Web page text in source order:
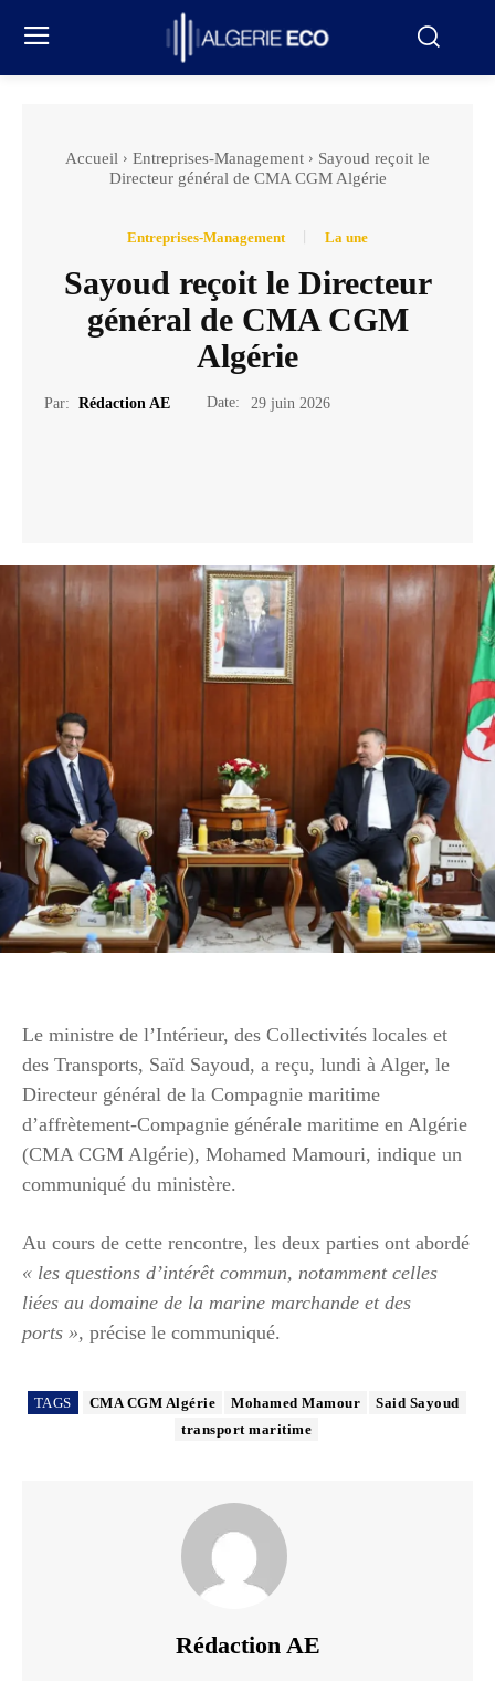
Accueil Entreprises-Management
Sayoud reçoit le
Directeur général de CMA CGM Algérie
Entreprises-Management La une
Sayoud reçoit le Directeur
général de CMA CGM
Algérie
Par: Rédaction AE Date: 29 juin 2026
Le ministre de l’Intérieur, des Collectivités locales et
des Transports, Saïd Sayoud, a reçu, lundi à Alger, le
Directeur général de la Compagnie maritime
d’affrètement-Compagnie générale maritime en Algérie
(CMA CGM Algérie), Mohamed Mamouri, indique un
communiqué du ministère.
Au cours de cette rencontre, les deux parties ont abordé
« les questions d’intérêt commun, notamment celles
liées au domaine de la marine marchande et des
ports », précise le communiqué.
TAGS CMA CGM Algérie Mohamed Mamour
Said Sayoud
transport maritime
Rédaction AE